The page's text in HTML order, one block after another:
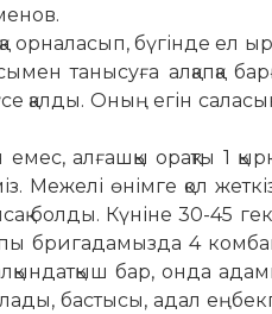
орналасып, бүгінде ел
танысуға ал­қапқа
қалды. Оның егін
алғашқы орақ­ты 1
Межелі өнімге қол
болды. Күніне 30-45
бригадамызда 4
бар, онда
бас­тысы, адал